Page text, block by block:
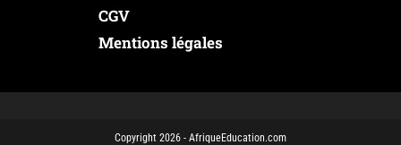
CGV
Mentions légales
Copyright 2026 - AfriqueEducation.com